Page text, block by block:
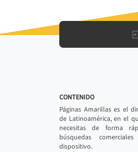
CONTENIDO
Páginas Amarillas es el
de Latinoamérica, en el
necesitas de forma
búsquedas
dispositivo.